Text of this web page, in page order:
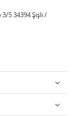
5 34394 Şişli /